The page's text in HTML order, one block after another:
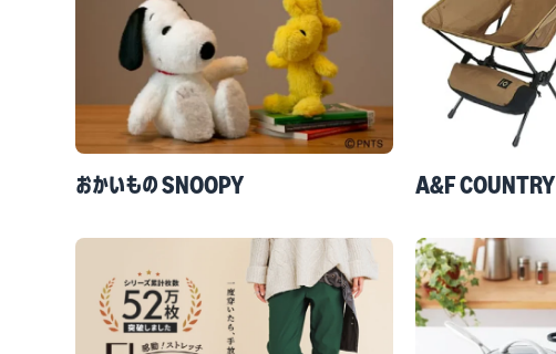
おかいもの SNOOPY A&F COUNTRY